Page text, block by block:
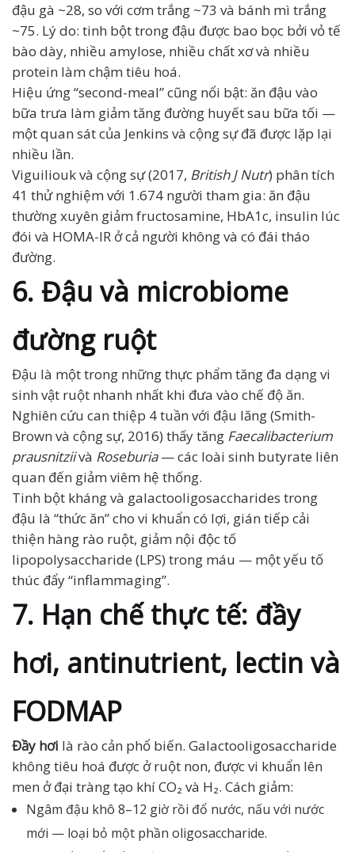
đậu gà ~28, so với cơm trắng ~73 và bánh mì trắng
~75. Lý do: tinh bột trong đậu được bao bọc bởi vỏ tế
bào dày, nhiều amylose, nhiều chất xơ và nhiều
protein làm chậm tiêu hoá.
Hiệu ứng “second-meal” cũng nổi bật: ăn đậu vào
bữa trưa làm giảm tăng đường huyết sau bữa tối —
một quan sát của Jenkins và cộng sự đã được lặp lại
nhiều lần.
Viguiliouk và cộng sự (2017, British J Nutr) phân tích
41 thử nghiệm với 1.674 người tham gia: ăn đậu
thường xuyên giảm fructosamine, HbA1c, insulin lúc
đói và HOMA-IR ở cả người không và có đái tháo
đường.
6. Đậu và microbiome
đường ruột
Đậu là một trong những thực phẩm tăng đa dạng vi
sinh vật ruột nhanh nhất khi đưa vào chế độ ăn.
Nghiên cứu can thiệp 4 tuần với đậu lăng (Smith-
Brown và cộng sự, 2016) thấy tăng Faecalibacterium
prausnitziivà Roseburia— các loài sinh butyrate liên
quan đến giảm viêm hệ thống.
Tinh bột kháng và galactooligosaccharides trong
đậu là “thức ăn” cho vi khuẩn có lợi, gián tiếp cải
thiện hàng rào ruột, giảm nội độc tố
lipopolysaccharide (LPS) trong máu — một yếu tố
thúc đẩy “inflammaging”.
7. Hạn chế thực tế: đầy
hơi, antinutrient, lectin và
FODMAP
Đầy hơi là rào cản phổ biến. Galactooligosaccharide
không tiêu hoá được ở ruột non, được vi khuẩn lên
men ở đại tràng tạo khí CO₂ và H₂. Cách giảm:
Ngâm đậu khô 8–12 giờ rồi đổ nước, nấu với nước
mới — loại bỏ một phần oligosaccharide.